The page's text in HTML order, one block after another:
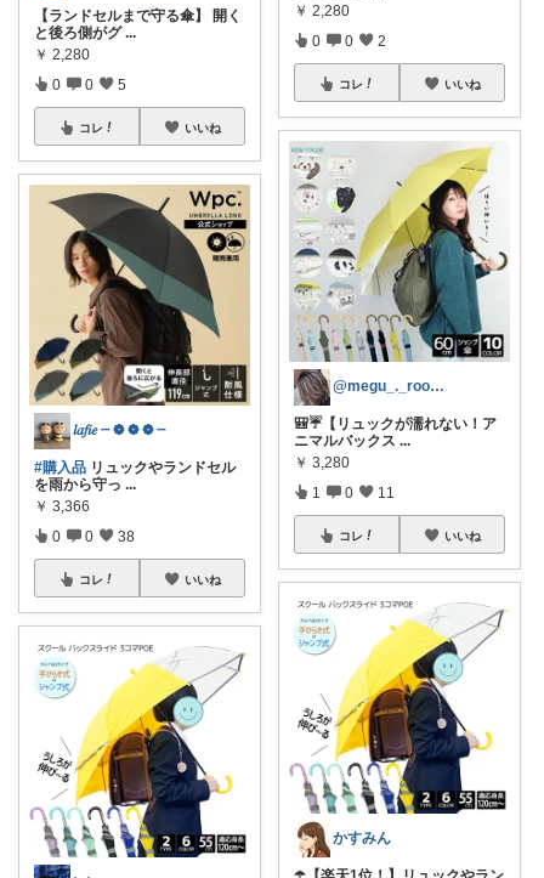
【ランドセルまで守る傘】 開く
と後ろ側がグ ...
￥ 2,280
0 0 5
コレ いいね
𝑙𝑎𝑓𝑖𝑒 ┈ ❁ ❁ ❁ ┈
#購入品 リュックやランドセル
を雨から守っ ...
￥ 3,366
0 0 38
コレ いいね
￥ 2,280
0 0 2
コレ いいね
@megu_._room経由購入感謝🙏
🎒☔【リュックが濡れない！ア
ニマルバックス ...
￥ 3,280
1 0 11
コレ いいね
かすみん